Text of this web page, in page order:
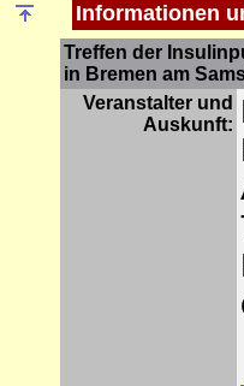
Informationen
Treffen der
in Bremen am
Veranstalter und
Auskunft: